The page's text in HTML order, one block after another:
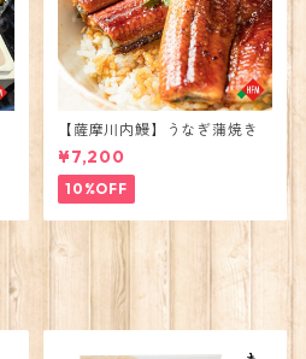
【薩摩川内鰻】うなぎ蒲焼き
¥7,200
10%OFF